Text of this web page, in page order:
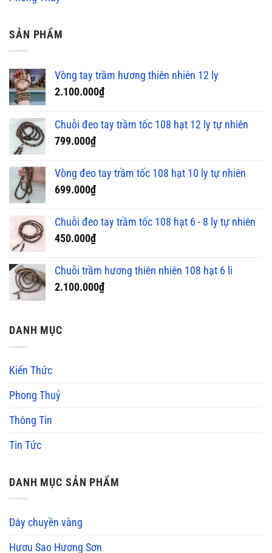
SẢN PHẨM
Vòng tay trầm hương thiên nhiên 12 ly
2.100.000₫
Chuỗi đeo tay trầm tốc 108 hạt 12 ly tự nhiên
799.000₫
Vòng đeo tay trầm tốc 108 hạt 10 ly tự nhiên
699.000₫
Chuỗi đeo tay trầm tốc 108 hạt 6 - 8 ly tự nhiên
450.000₫
Chuỗi trầm hương thiên nhiên 108 hạt 6 li
2.100.000₫
DANH MỤC
Kiến Thức
Phong Thuỷ
Thông Tin
Tin Tức
DANH MỤC SẢN PHẨM
Dây chuyền vàng
Hươu Sao Hương Sơn